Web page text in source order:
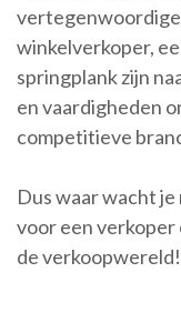
winkelverkoper,
springplank zijn
en vaardigheden
competitieve
Dus waar wacht je
voor een verkoper
de verkoopwereld!